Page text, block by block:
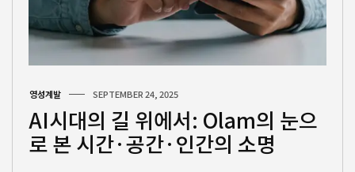
영성계발 SEPTEMBER 24, 2025
AI시대의 길 위에서: Olam의 눈으
로 본 시간·공간·인간의 소명